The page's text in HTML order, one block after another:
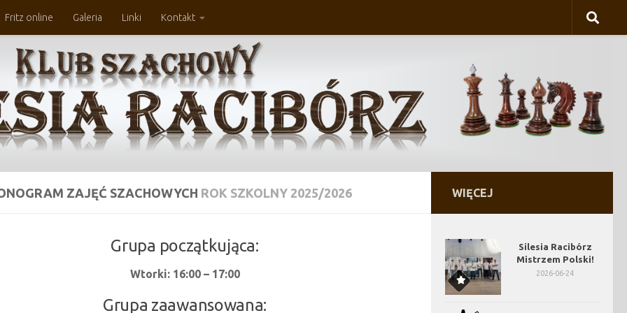
Fritz online Galeria Linki Kontakt
ZAJĘĆ SZACHOWYCH ROK SZKOLNY 2025/2026
Grupa początkująca:
Wtorki: 16:00 – 17:00
Grupa zaawansowana:
WIĘCEJ
Silesia Racibórz
Mistrzem Polski!
2026-06-24